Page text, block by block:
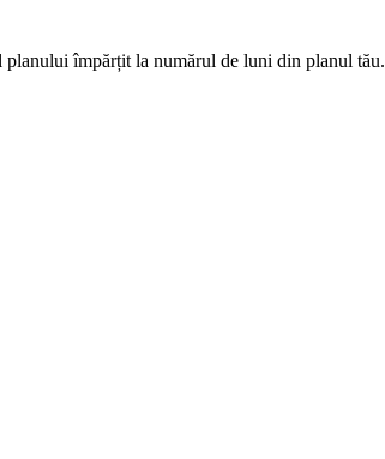
împărțit la numărul de luni din planul tău.